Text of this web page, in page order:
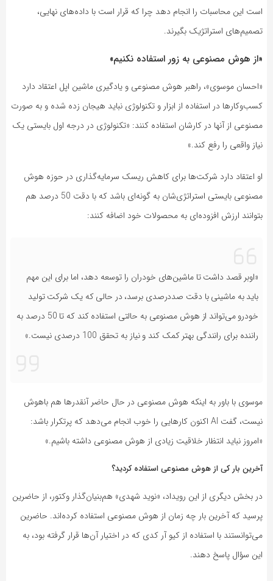
است این محاسبات را انجام دهد چرا که قرار است با داده‌های نهایی،
تصمیم‌های استراتژیک بگیرند.
«از هوش مصنوعی به زور استفاده نکنیم»
«احسان موسوی»، راهبر هوش مصنوعی و یادگیری ماشین اپل اعتقاد دارد
کسب‌وکارها در استفاده از ابزار و تکنولوژی نباید هیجان زده شده و به صورت
مصنوعی از آنها در کارشان استفاده کنند: «تکنولوژی در درجه اول بایستی یک
نیاز واقعی را رفع کند.»
او اعتقاد دارد شرکت‌ها برای کاهش ریسک سرمایه‌گذاری در حوزه هوش
مصنوعی بایستی استراتژی‌شان به گونه‌ای باشد که با دقت 50 درصد هم
بتوانند ارزش افزوده‌ای به محصولات خود اضافه کنند:
«اوبر قصد داشت تا ماشین‌های خودران را توسعه دهد، اما برای این مهم
باید به ماشینی با دقت صددرصدی برسد، در حالی که یک شرکت تولید
خودرو می‌تواند از هوش مصنوعی به حالتی استفاده کند که تا 50 درصد به
راننده برای رانندگی بهتر کمک کند و نیاز به تحقق 100 درصدی نیست.»
موسوی با باور به اینکه هوش مصنوعی در حال حاضر آنقدرها هم باهوش
نیست، گفت AI اکنون کارهایی را خوب انجام می‌دهد که پرتکرار باشد:
«امروز نباید انتظار خلاقیت زیادی از هوش مصنوعی داشته باشیم.»
آخرین بار کی از هوش مصنوعی استفاده کردید؟
در بخش دیگری از این رویداد، «نوید شهدی» هم‌بنیان‌گذار وکتور، از حاضرین
پرسید که آخرین بار چه زمان از هوش مصنوعی استفاده کرده‌اند. حاضرین
می‌توانستند با استفاده از کیو آر کدی که در اختیار آن‌ها قرار گرفته بود، به
این سؤال پاسخ دهند.